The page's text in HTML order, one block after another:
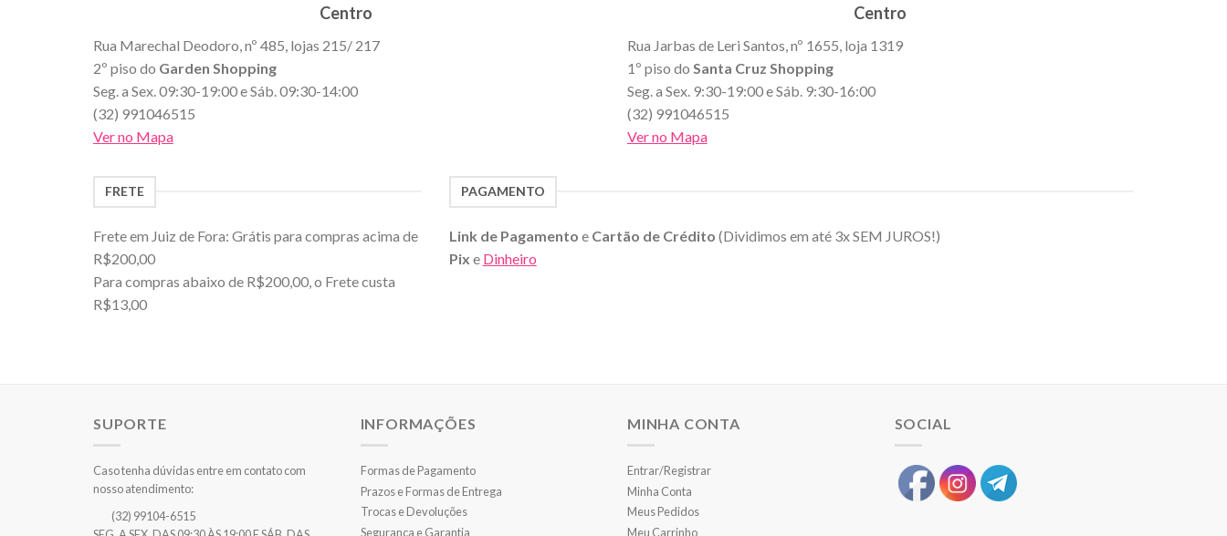
Centro
Rua Marechal Deodoro, nº 485, lojas 215/ 217
2º piso do Garden Shopping
Seg. a Sex. 09:30-19:00 e Sáb. 09:30-14:00
(32) 991046515
Ver no Mapa
Centro
Rua Jarbas de Leri Santos, nº 1655, loja 1319
1º piso do Santa Cruz Shopping
Seg. a Sex. 9:30-19:00 e Sáb. 9:30-16:00
(32) 991046515
Ver no Mapa
FRETE
Frete em Juiz de Fora: Grátis para compras acima de
R$200,00
Para compras abaixo de R$200,00, o Frete custa
R$13,00
PAGAMENTO
Link de Pagamento e Cartão de Crédito (Dividimos em até 3x SEM JUROS!)
Pix e Dinheiro
SUPORTE
Caso tenha dúvidas entre em contato com
nosso atendimento:
(32) 99104-6515
INFORMAÇÕES
Formas de Pagamento
Prazos e Formas de Entrega
Trocas e Devoluções
Segurança e Garantia
MINHA CONTA
Entrar/Registrar
Minha Conta
Meus Pedidos
Meu Carrinho
SOCIAL